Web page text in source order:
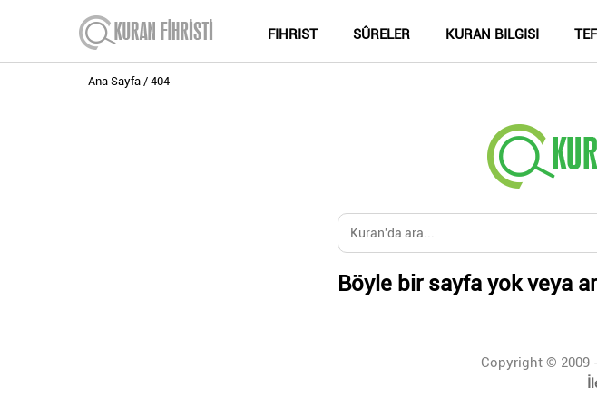
FIHRIST SÛRELER KURAN BILGISI
Ana Sayfa 404
Böyle bir sayfa yok veya
Copyright © 2009